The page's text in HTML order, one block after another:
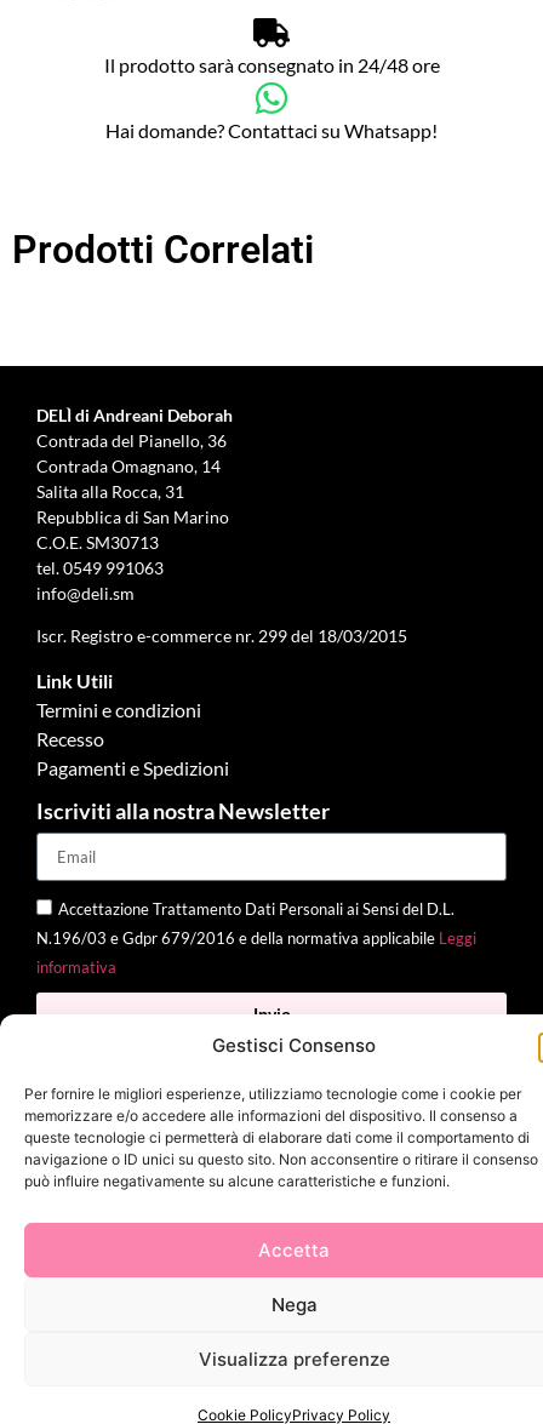
Gestisci Consenso
Per fornire le migliori esperienze, utilizziamo tecnologie come i cookie per
memorizzare e/o accedere alle informazioni del dispositivo. Il consenso a
queste tecnologie ci permetterà di elaborare dati come il comportamento di
navigazione o ID unici su questo sito. Non acconsentire o ritirare il consenso
può influire negativamente su alcune caratteristiche e funzioni.
Accetta
Nega
Visualizza preferenze
Cookie PolicyPrivacy Policy
Il prodotto sarà consegnato in 24/48 ore
Hai domande? Contattaci su Whatsapp!
Prodotti Correlati
DELÌ di Andreani Deborah
Contrada del Pianello, 36
Contrada Omagnano, 14
Salita alla Rocca, 31
Repubblica di San Marino
C.O.E. SM30713
tel.0549 991063
info@deli.sm
Iscr. Registro e-commerce nr. 299 del 18/03/2015
Link Utili
Termini e condizioni
Recesso
Pagamenti e Spedizioni
Iscriviti alla nostra Newsletter
Accettazione Trattamento Dati Personali ai Sensi del D.L.
N.196/03 e Gdpr 679/2016 e della normativa applicabile Leggi
informativa
Invia
2025 Delì |Privacy Policy|Cookie Policy| Made with byJenny
Mina